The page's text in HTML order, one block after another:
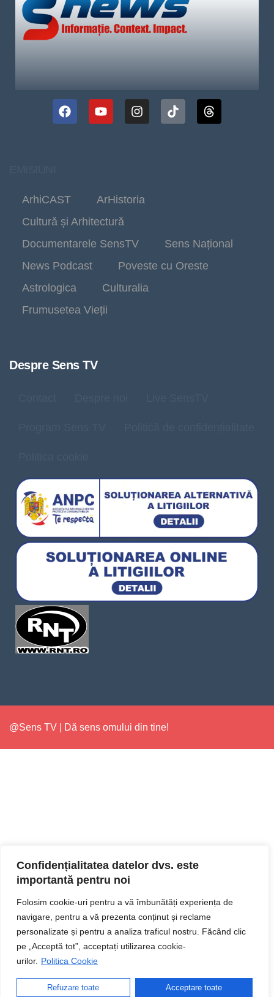
Confidențialitatea datelor dvs. este
importantă pentru noi
Folosim cookie-uri pentru a vă îmbunătăți experiența de
navigare, pentru a vă prezenta conținut și reclame
personalizate și pentru a analiza traficul nostru. Făcând clic
pe „Acceptă tot”, acceptați utilizarea cookie-
urilor. Politica Cookie
Refuzare toate Acceptare toate
ArhiCAST
ArHistoria
Cultură și Arhitectură
Documentarele SensTV
Sens Național
News Podcast
Poveste cu Oreste
Astrologica
Culturalia
Frumusetea Vieții
Despre Sens TV
@Sens TV | Dă sens omului din tine!